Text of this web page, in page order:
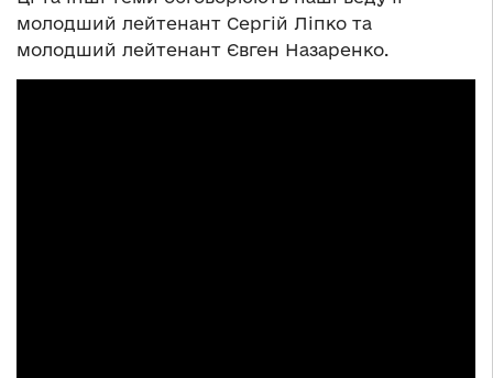
молодший лейтенант Сергій Ліпко та
молодший лейтенант Євген Назаренко.